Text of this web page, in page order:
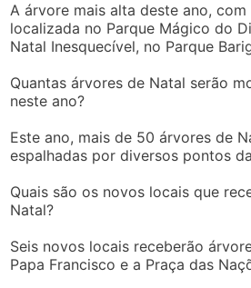
A árvore mais alta deste ano,
localizada no Parque Mágico do
Natal Inesquecível, no Parque
Quantas árvores de Natal serão
neste ano?
Este ano, mais de 50 árvores de
espalhadas por diversos pontos
Quais são os novos locais que
Natal?
Seis novos locais receberão
Papa Francisco e a Praça das